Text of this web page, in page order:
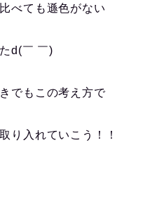
べても遜色がない
d(￣ ￣)
でもこの考え方で
り入れていこう！！